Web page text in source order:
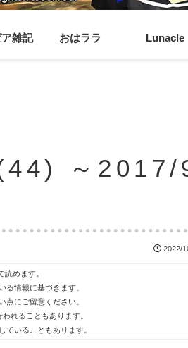
雑記 おはララ Lunacle
～2017/
2022/
読めます。
る情報に基づきます。
点にご留意ください。
れることもあります。
ていることもあります。